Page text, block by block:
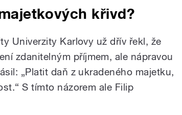
křivd?
Univerzity Karlovy už dřív řekl, že
zdanitelným příjmem, ale nápravou
„Platit daň z ukradeného majetku,
“ S tímto názorem ale Filip